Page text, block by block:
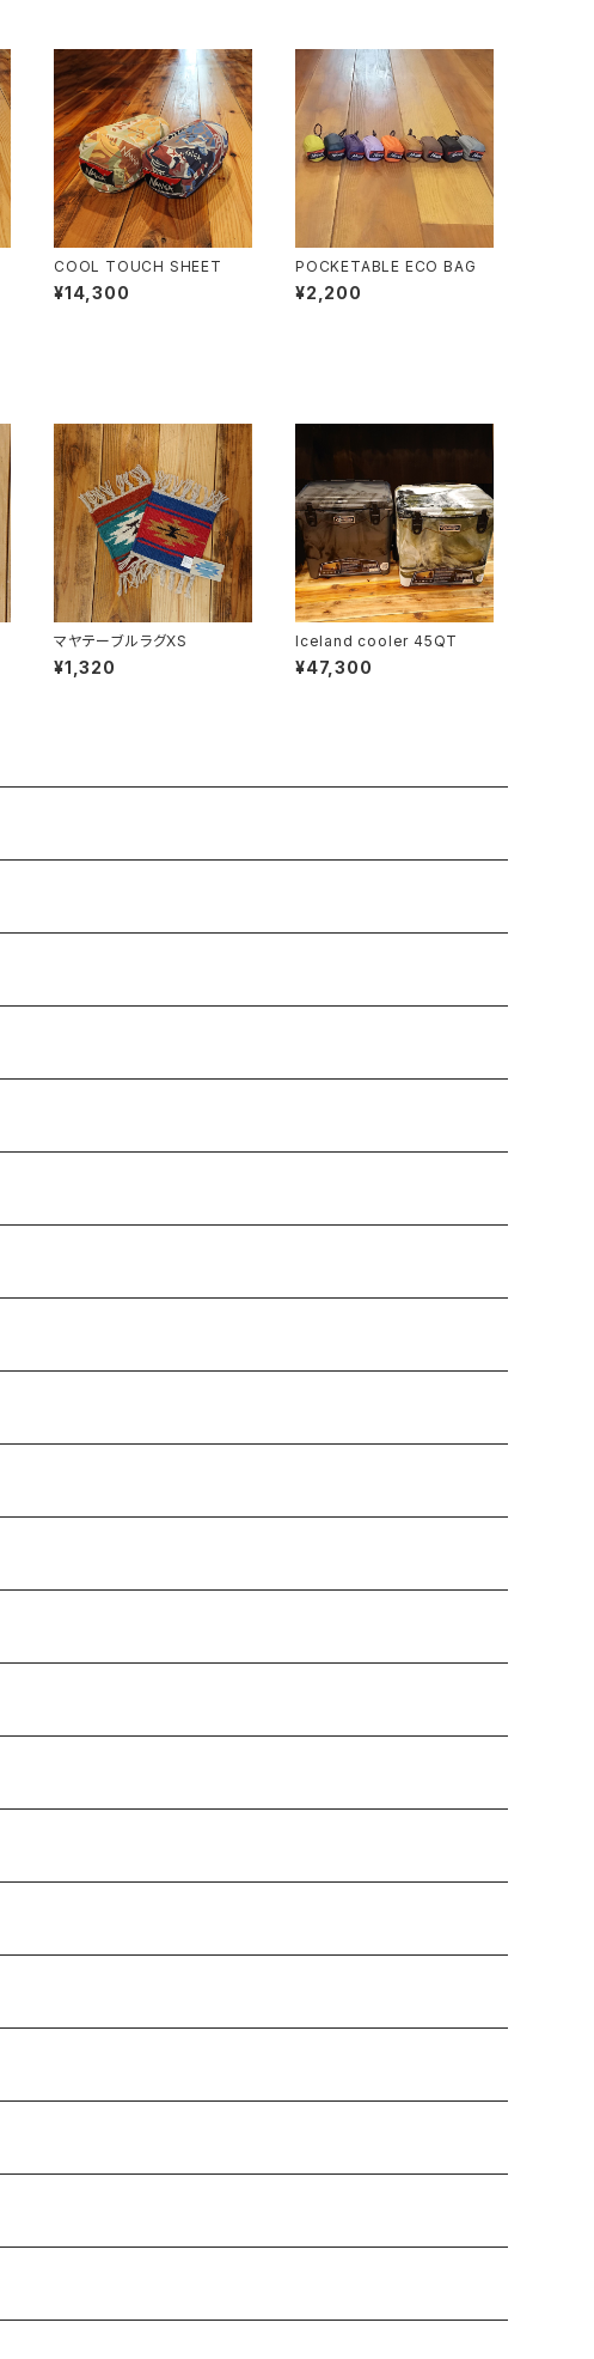
COOL TOUCH SHEET
¥14,300
POCKETABLE ECO BAG
¥2,200
マヤテーブルラグXS
¥1,320
Iceland cooler 45QT
¥47,300